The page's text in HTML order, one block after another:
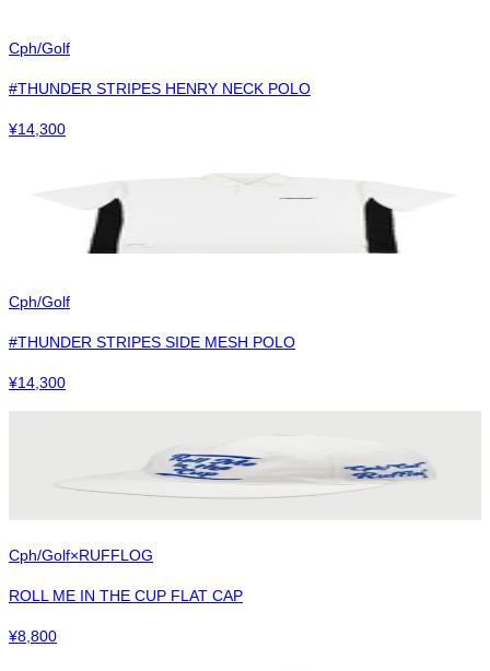
Cph/Golf
#THUNDER STRIPES HENRY NECK POLO
¥14,300
Cph/Golf
#THUNDER STRIPES SIDE MESH POLO
¥14,300
Cph/Golf×RUFFLOG
ROLL ME IN THE CUP FLAT CAP
¥8,800